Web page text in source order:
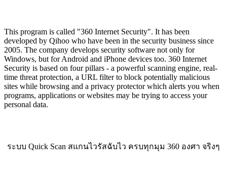
This program is called "360 Internet Security". It has been
developed by Qihoo who have been in the security business since
2005. The company develops security software not only for
Windows, but for Android and iPhone devices too. 360 Internet
Security is based on four pillars - a powerful scanning engine, real-
time threat protection, a URL filter to block potentially malicious
sites while browsing and a privacy protector which alerts you when
programs, applications or websites may be trying to access your
personal data.
ระบบ Quick Scan สแกนไวรัสฉับไว ครบทุกมุม 360 องศา จริงๆ